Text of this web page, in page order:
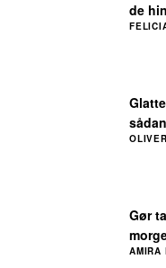
Gør
AMIRA
de